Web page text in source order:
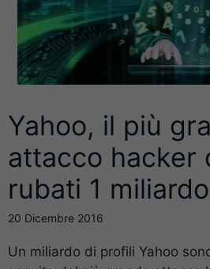
Yahoo, il più
attacco hacker
rubati 1
20 Dicembre 2016
Un miliardo di profili Yahoo